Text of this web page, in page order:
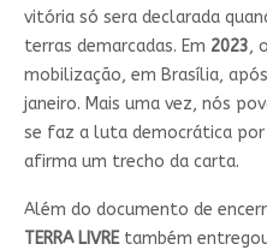
vitória só sera declarada
terras demarcadas. Em 2023,
mobilização, em Brasília,
janeiro. Mais uma vez, nós
se faz a luta democrática por
afirma um trecho da carta.
Além do documento de
TERRA LIVREtambém